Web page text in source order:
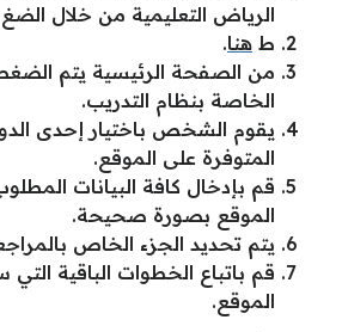
الرياض التعليمية من خلال الضغ
ط هنا.
من الصفحة الرئيسية يتم
الخاصة بنظام التدريب.
يقوم الشخص باختيار إحدى
المتوفرة على الموقع.
قم بإدخال كافة البيانات
الموقع بصورة صحيحة.
يتم تحديد الجزء الخاص
قم باتباع الخطوات الباقية
الموقع.